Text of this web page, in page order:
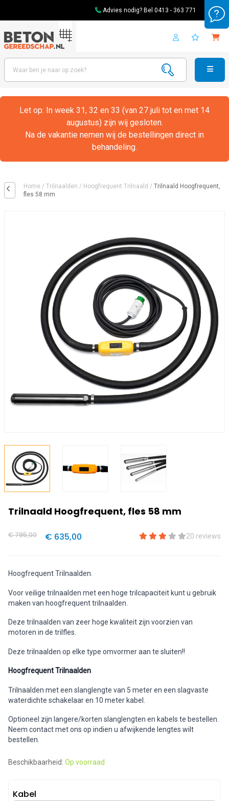
Advies nodig? Bel 0413 - 363 771
Let op: In week 31, 32 en 33 (van 27 juli tot en met 14
augustus) zijn wij gesloten.
Na de vakantie nemen wij de bestellingen direct in
behandeling.
Home / Trilnaalden / Hoogfrequent Trilnaald / Trilnaald Hoogfrequent,
fles 58 mm
Trilnaald Hoogfrequent, fles 58 mm
€ 795,00 € 635,00 20 reviews
Hoogfrequent Trilnaalden.
Voor veilige trilnaalden met een hoge trilcapaciteit kunt u gebruik
maken van hoogfrequent trilnaalden.
Deze trilnaalden van zeer hoge kwaliteit zijn voorzien van
motoren in de trilfles.
Deze trilnaalden op elke type omvormer aan te sluiten!!
Hoogfrequent Trilnaalden
Trilnaalden met een slanglengte van 5 meter en een slagvaste
waterdichte schakelaar en 10 meter kabel.
Optioneel zijn langere/korten slanglengten en kabels te bestellen.
Neem contact met ons op indien u afwijkende lengtes wilt
bestellen.
Beschikbaarheid: Op voorraad
Kabel